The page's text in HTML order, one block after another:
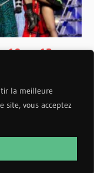
la meilleure
site, vous acceptez
ThemeZee.